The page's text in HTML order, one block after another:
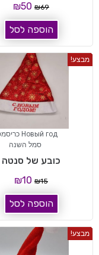
₪69
₪50
הוספה לסל
מבצע!
Новый год כריסמס
סמל השנה
כובע של סנטה
₪15
₪10
הוספה לסל
מבצע!